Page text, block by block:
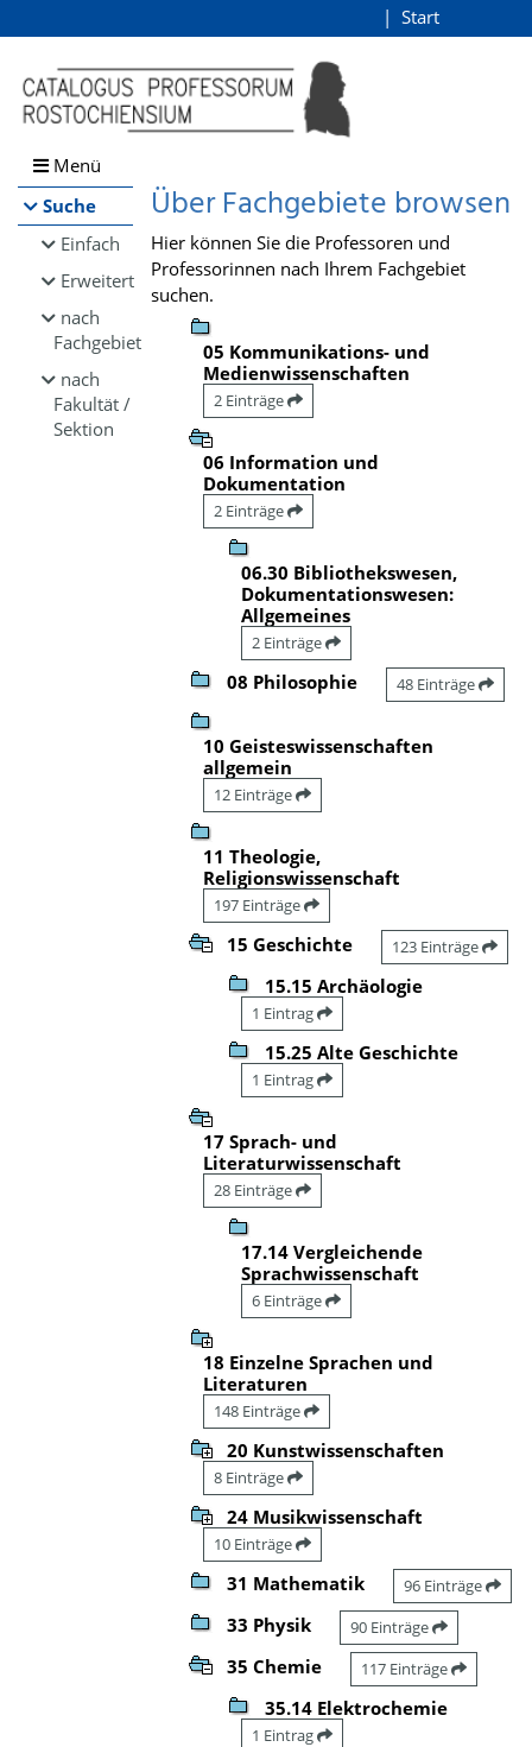
Browsen
direkt zum Inhalt
Start
Menü
Suche
Einfach
Erweitert
nach
Fachgebiet
nach
Fakultät /
Sektion
Über Fachgebiete browsen
Hier können Sie die Professoren und
Professorinnen nach Ihrem Fachgebiet
suchen.
05 Kommunikations- und
Medienwissenschaften
2 Einträge
06 Information und
Dokumentation
2 Einträge
06.30 Bibliothekswesen,
Dokumentationswesen:
Allgemeines
2 Einträge
08 Philosophie 48 Einträge
10 Geisteswissenschaften
allgemein
12 Einträge
11 Theologie,
Religionswissenschaft
197 Einträge
15 Geschichte 123 Einträge
15.15 Archäologie
1 Eintrag
15.25 Alte Geschichte
1 Eintrag
17 Sprach- und
Literaturwissenschaft
28 Einträge
17.14 Vergleichende
Sprachwissenschaft
6 Einträge
18 Einzelne Sprachen und
Literaturen
148 Einträge
20 Kunstwissenschaften
8 Einträge
24 Musikwissenschaft
10 Einträge
31 Mathematik 96 Einträge
33 Physik 90 Einträge
35 Chemie 117 Einträge
35.14 Elektrochemie
1 Eintrag